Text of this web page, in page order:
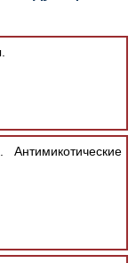
Антимикотические